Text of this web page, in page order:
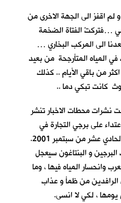
لم اقفز الى الجهة الاخرى من
…فتركتْ الفتاة الضخمة
الى المركب البخاري …
المتأرجحة من بعيد
من باقي الأيام .. كذلك
كانت تبكي دما ..
نشرات محطات الاخبار تنشر
على برجي التجارة في
نيويورك و البنتاغون ؛ انه الحادي عشر من سبتمبر 2001.
و البنتاغون سيعجل
وانحسار المياه فيها ، وما
من ظمأ و عذاب
، لكي لا انسى.